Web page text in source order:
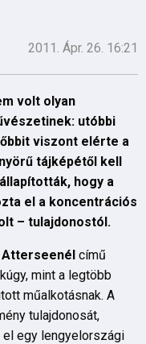
2011. Ápr. 26. 16:21
volt olyan
utóbbi
viszont elérte a
tájképétől kell
hogy a
el a koncentrációs
– tulajdonostól.
című
mint a legtöbb
műalkotásnak. A
tulajdonosát,
el egy lengyelországi